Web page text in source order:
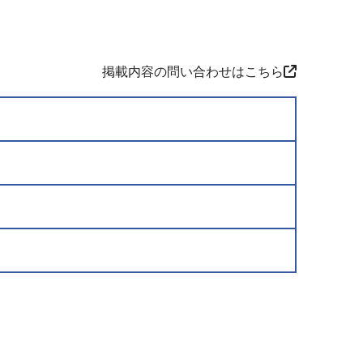
掲載内容の問い合わせはこちら